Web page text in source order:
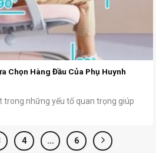
Chọn Hàng Đầu Của Phụ Huynh
trong những yếu tố quan trọng giúp
4 … 6